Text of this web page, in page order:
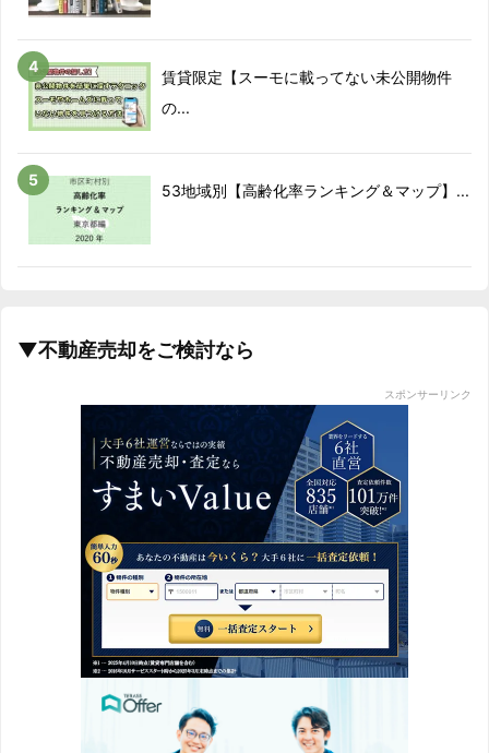
賃貸限定【スーモに載ってない未公開物件
の...
53地域別【高齢化率ランキング＆マップ】...
▼不動産売却をご検討なら
スポンサーリンク